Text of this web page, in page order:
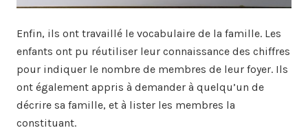
Enfin, ils ont travaillé le vocabulaire de la famille. Les
enfants ont pu réutiliser leur connaissance des chiffres
pour indiquer le nombre de membres de leur foyer. Ils
ont également appris à demander à quelqu’un de
décrire sa famille, et à lister les membres la
constituant.